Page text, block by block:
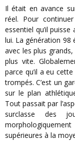
Il était en avance sur le plan technique, on sentait un potentiel
réel. Pour
essentiel qu’il
lui. La génération
avec les plus
plus vite.
parce qu’il a eu
trompés. C’est un
sur le plan
Tout passait par
surclasse des
supérieures à la